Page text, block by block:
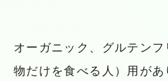
オーガニック、グルテン
物だけを食べる人）用があ